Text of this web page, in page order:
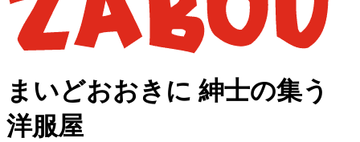
まいどおおきに 紳士の集う
洋服屋